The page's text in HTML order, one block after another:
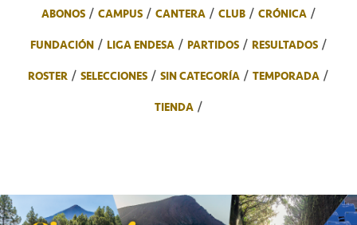
ABONOS CAMPUS CANTERA CLUB
CRÓNICA
FUNDACIÓN
LIGA ENDESA PARTIDOS
RESULTADOS
ROSTER
SELECCIONES SIN CATEGORÍA
TEMPORADA
TIENDA